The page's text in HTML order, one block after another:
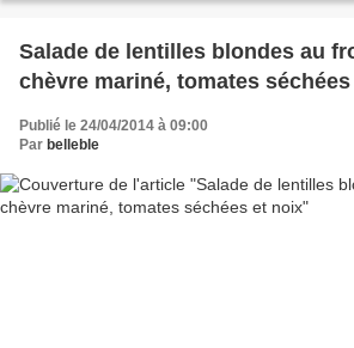
Salade de lentilles blondes au
chèvre mariné, tomates
Publié le 24/04/2014 à 09:00
Par belleble